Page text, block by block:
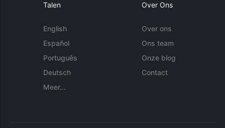
Talen
English
Español
Português
Deutsch
Meer...
Over Ons
Over ons
Ons team
Onze blog
Contact